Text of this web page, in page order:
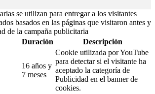
se utilizan para entregar a los visitantes
basados en las páginas que visitaron antes y
de la campaña publicitaria
Duración Descripción
16 años y
7 meses
Cookie utilizada por YouTube
para detectar si el visitante ha
aceptado la categoría de
Publicidad en el banner de
cookies.